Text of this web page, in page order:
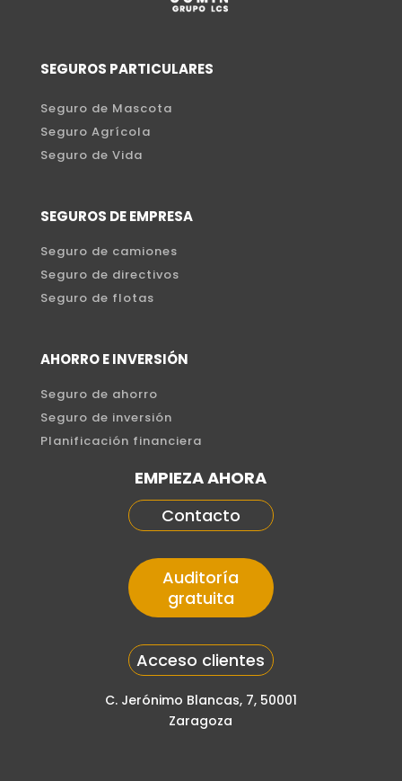
SEGUROS PARTICULARES
Seguro de Mascota
Seguro Agrícola
Seguro de Vida
SEGUROS DE EMPRESA
Seguro de camiones
Seguro de directivos
Seguro de flotas
AHORRO E INVERSIÓN
Seguro de ahorro
Seguro de inversión
Planificación financiera
EMPIEZA AHORA
Contacto
Auditoría
gratuita
Acceso clientes
C. Jerónimo Blancas, 7, 50001
Zaragoza